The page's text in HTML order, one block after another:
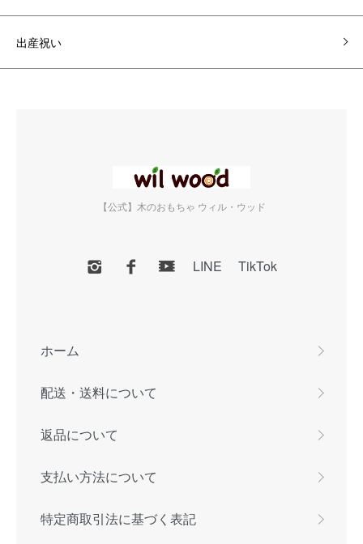
出産祝い
【公式】木のおもちゃ ウィル・ウッド
LINE TikTok
ホーム
配送・送料について
返品について
支払い方法について
特定商取引法に基づく表記